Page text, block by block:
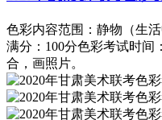
色彩内容范围：静物（生
满分：100分色彩考试时间
合，画照片。